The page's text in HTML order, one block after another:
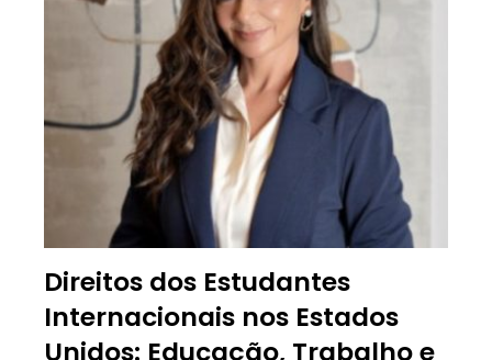
Direitos dos Estudantes
Internacionais nos Estados
Unidos: Educação, Trabalho e